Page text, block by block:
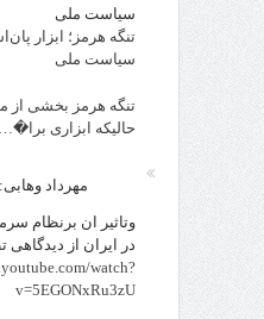
سیاست ملی
تنگه هرمز؛ ابزار
سیاست ملی
تنگه هرمز بخشی از
حالیکه ابزاری برا�…
مهرداد
وتاثیر ان برنظام
در ایران از دیدگاهی
watch?
v=5EGONxRu3zU